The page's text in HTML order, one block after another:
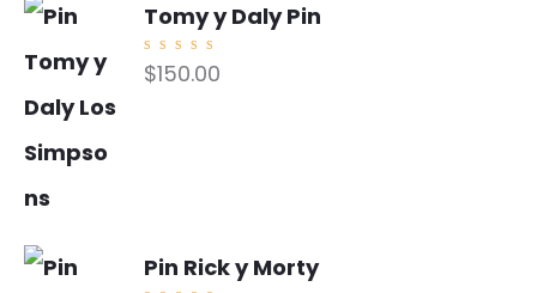
Tomy y Daly Pin
Valorad
o con
5.00
$150.00
Pin Rick y Morty